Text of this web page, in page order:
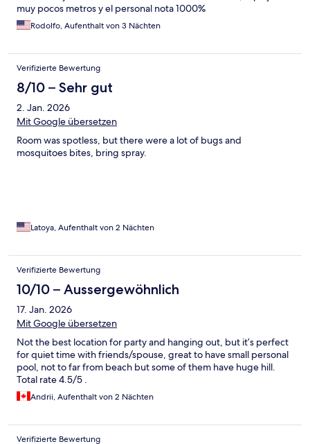
muy pocos metros y el personal nota 1000%
Rodolfo, Aufenthalt von 3 Nächten
Verifizierte Bewertung
8/10 – Sehr gut
2. Jan. 2026
Mit Google übersetzen
Room was spotless, but there were a lot of bugs and
mosquitoes bites, bring spray.
Latoya, Aufenthalt von 2 Nächten
Verifizierte Bewertung
10/10 – Aussergewöhnlich
17. Jan. 2026
Mit Google übersetzen
Not the best location for party and hanging out, but it’s perfect
for quiet time with friends/spouse, great to have small personal
pool, not to far from beach but some of them have huge hill.
Total rate 4.5/5 .
Andrii, Aufenthalt von 2 Nächten
Verifizierte Bewertung